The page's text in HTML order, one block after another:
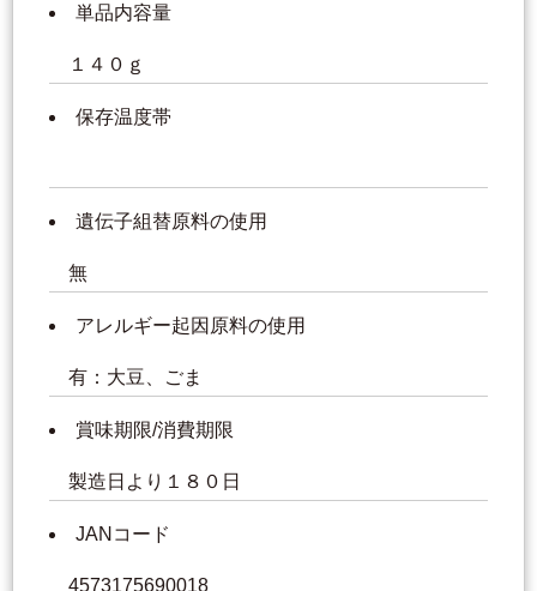
単品内容量
１４０ｇ
保存温度帯
遺伝子組替原料の使用
無
アレルギー起因原料の使用
有：大豆、ごま
賞味期限/消費期限
製造日より１８０日
JANコード
4573175690018